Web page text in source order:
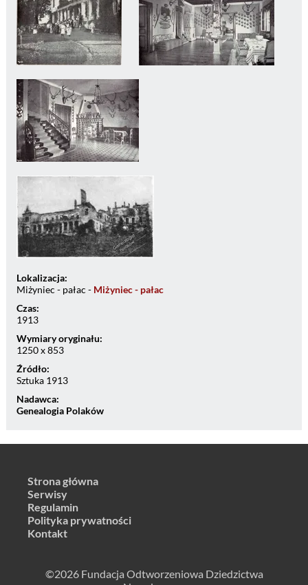
Lokalizacja:
Miżyniec - pałac - Miżyniec - pałac
Czas:
1913
Wymiary oryginału:
1250 x 853
Źródło:
Sztuka 1913
Nadawca:
Genealogia Polaków
Strona główna
Serwisy
Regulamin
Polityka prywatności
Kontakt
©2026 Fundacja Odtworzeniowa Dziedzictwa